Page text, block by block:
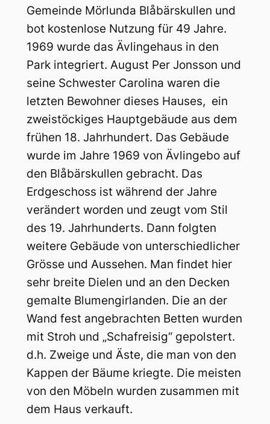
Gemeinde Mörlunda Blåbärskullen und
bot kostenlose Nutzung für 49 Jahre.
1969 wurde das Ävlingehaus in den
Park integriert. August Per Jonsson und
seine Schwester Carolina waren die
letzten Bewohner dieses Hauses, ein
zweistöckiges Hauptgebäude aus dem
frühen 18. Jahrhundert. Das Gebäude
wurde im Jahre 1969 von Ävlingebo auf
den Blåbärskullen gebracht. Das
Erdgeschoss ist während der Jahre
verändert worden und zeugt vom Stil
des 19. Jahrhunderts. Dann folgten
weitere Gebäude von unterschiedlicher
Grösse und Aussehen. Man findet hier
sehr breite Dielen und an den Decken
gemalte Blumengirlanden. Die an der
Wand fest angebrachten Betten wurden
mit Stroh und „Schafreisig“ gepolstert.
d.h. Zweige und Äste, die man von den
Kappen der Bäume kriegte. Die meisten
von den Möbeln wurden zusammen mit
dem Haus verkauft.